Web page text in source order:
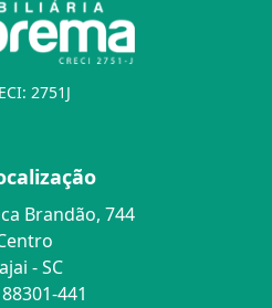
2751J
Brandão, 744
- SC
88301-441